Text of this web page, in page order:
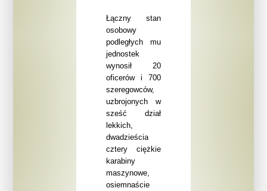
Łączny stan
osobowy
podległych mu
jednostek
wynosił 20
oficerów i 700
szeregowców,
uzbrojonych w
sześć dział
lekkich,
dwadzieścia
cztery ciężkie
karabiny
maszynowe,
osiemnaście